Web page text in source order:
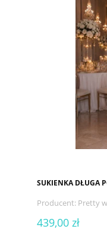
SUKIENKA DŁUGA
Producent: Pretty
439,00 zł